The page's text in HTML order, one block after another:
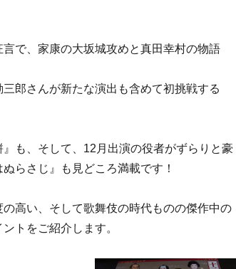
で、家康の大坂城攻めと真田幸村の物語
郎さんが新たな演出も含めて初挑戦する
も、そして、12月出演の役者がずらりと豪
らさじ』も見どころ満載です！
高い、そして歌舞伎の時代ものの傑作中の
トをご紹介します。